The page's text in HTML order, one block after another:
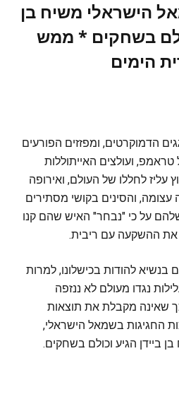
הישראלי משיח בן
בשחקים * ממש
הימים
הדמוקרטים, ומפזזים הפורעים
ועולצים האייתוללות
עליז לחללו של העולם, ואירופה
והסינים בקושי מסתירים
על כי "נבחר" האיש שהם קנו
את ההשקעה עם ריבית.
להודות בכישלונו, למרות
נגדו מעולם לא ננזפה
שאינה מקבלת את תוצאות
החגיגות בשמאל הישראלי,
ביידן הגיע וכולם בשחקים.